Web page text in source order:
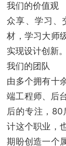
我们的价值观
众享、学习、
材，学习大师
实现设计创新。
我们的团队
由多个拥有十
端工程师、后
后的专注，80
计这个职业，
期盼创造一个